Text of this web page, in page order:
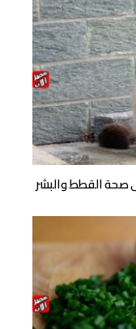
صحة القطط والبشر